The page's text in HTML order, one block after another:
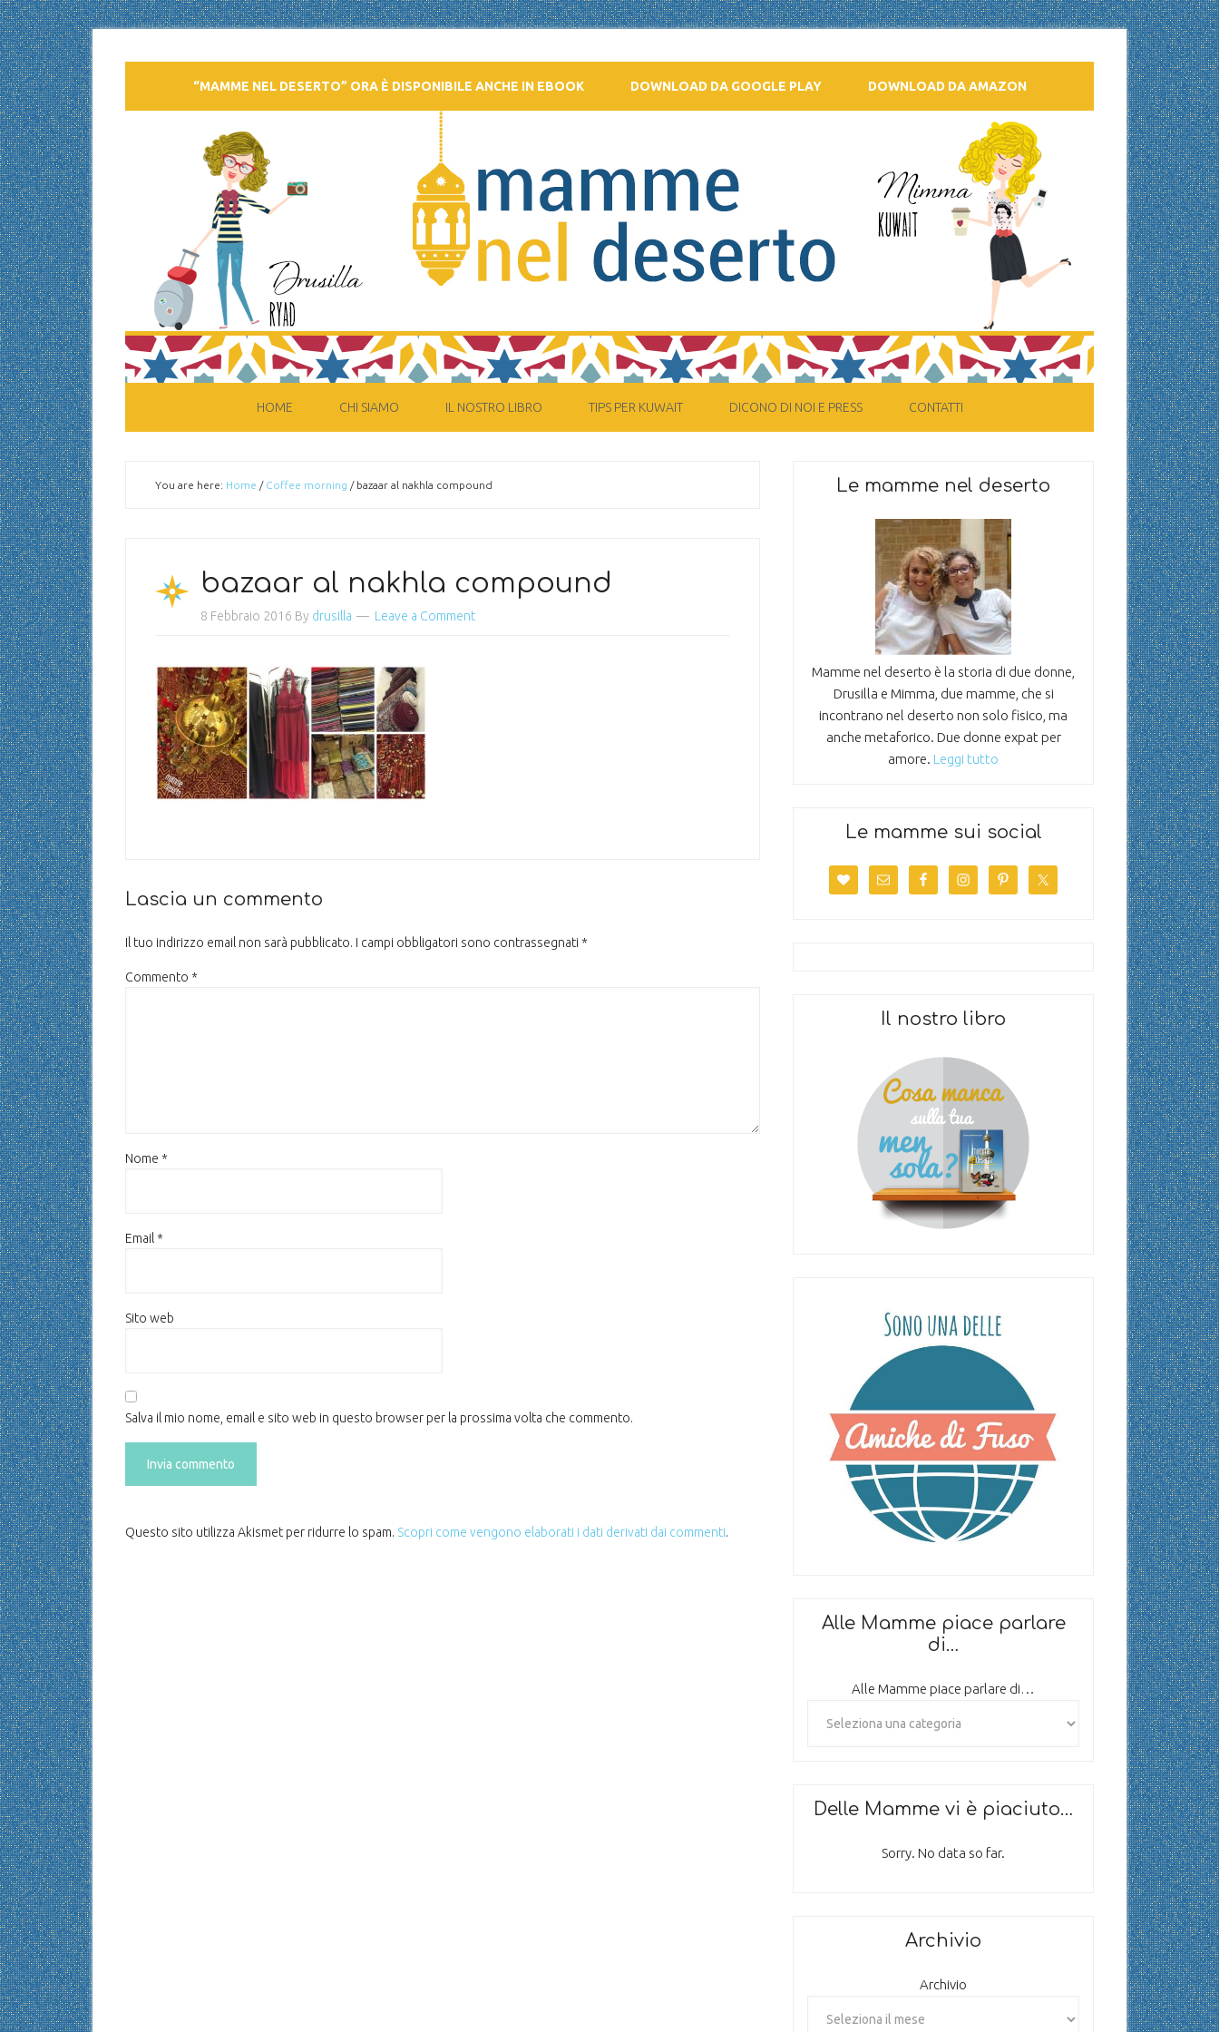
“MAMME NEL DESERTO” ORA È DISPONIBILE ANCHE IN EBOOK DOWNLOAD DA GOOGLE PLAY DOWNLOAD DA AMAZON
HOME CHI SIAMO IL NOSTRO LIBRO TIPS PER KUWAIT DICONO DI NOI E PRESS CONTATTI
You are here: Home / Coffee morning /bazaar al nakhla compound
bazaar al nakhla compound
8 Febbraio 2016 By drusilla Leave a Comment
Lascia un commento
Il tuo indirizzo email non sarà pubblicato. I campi obbligatori sono contrassegnati *
Commento *
Nome *
Email *
Sito web
Salva il mio nome, email e sito web in questo browser per la prossima volta che commento.
Questo sito utilizza Akismet per ridurre lo spam. Scopri come vengono elaborati i dati derivati dai commenti.
Le mamme nel deserto
Mamme nel deserto è la storia di due donne,
Drusilla e Mimma, due mamme, che si
incontrano nel deserto non solo fisico, ma
anche metaforico. Due donne expat per
amore. Leggi tutto
Le mamme sui social
Il nostro libro
Alle Mamme piace parlare
di…
Alle Mamme piace parlare di…
Delle Mamme vi è piaciuto…
Sorry. No data so far.
Archivio
Archivio